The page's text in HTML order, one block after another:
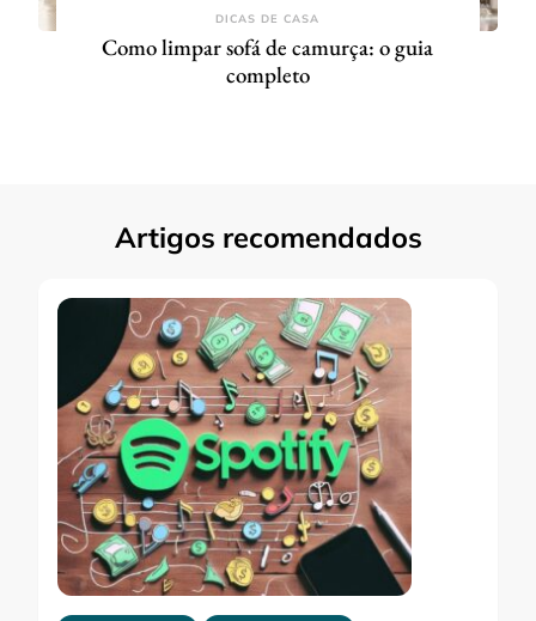
DICAS DE CASA
Como limpar sofá de camurça: o guia
completo
Artigos recomendados